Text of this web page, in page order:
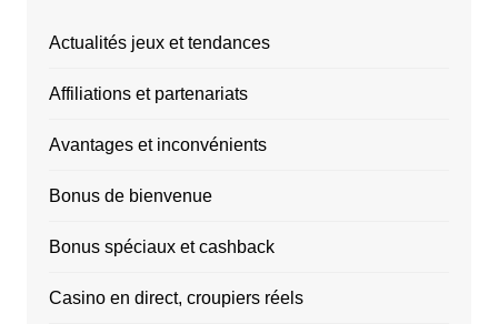
Actualités jeux et tendances
Affiliations et partenariats
Avantages et inconvénients
Bonus de bienvenue
Bonus spéciaux et cashback
Casino en direct, croupiers réels